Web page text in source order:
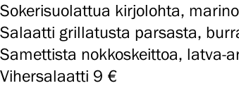
Sokerisuolattua kirjolohta,
Salaatti grillatusta parsasta,
Samettista nokkoskeittoa, latva-
Vihersalaatti 9 €